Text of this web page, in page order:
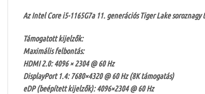
Az Intel Core i5-1165G7a 11. generációs Tiger Lake
Támogatott kijelzők:
Maximális felbontás:
HDMI 2.0: 4096 × 2304 @ 60 Hz
DisplayPort 1.4: 7680×4320 @ 60 Hz (8K támogatás)
eDP (beépített kijelzők): 4096×2304 @ 60 Hz